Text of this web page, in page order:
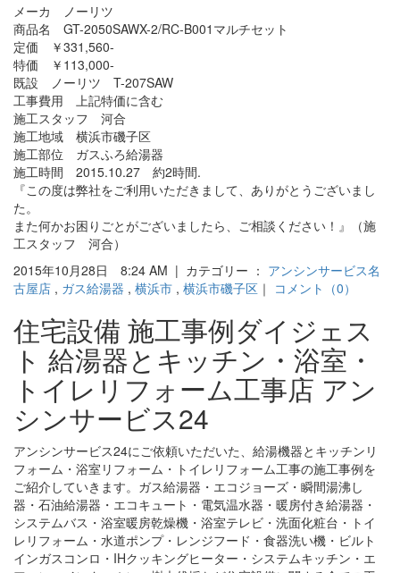
メーカ ノーリツ
商品名 GT-2050SAWX-2/RC-B001マルチセット
定価 ￥331,560-
特価 ￥113,000-
既設 ノーリツ T-207SAW
工事費用 上記特価に含む
施工スタッフ 河合
施工地域 横浜市磯子区
施工部位 ガスふろ給湯器
施工時間 2015.10.27 約2時間.
『この度は弊社をご利用いただきまして、ありがとうございまし
た。
また何かお困りごとがございましたら、ご相談ください！』（施
工スタッフ 河合）
2015年10月28日 8:24 AM | カテゴリー ： アンシンサービス名
古屋店 , ガス給湯器 , 横浜市 , 横浜市磯子区 ｜ コメント（0）
住宅設備 施工事例ダイジェス
ト 給湯器とキッチン・浴室・
トイレリフォーム工事店 アン
シンサービス24
アンシンサービス24にご依頼いただいた、給湯機器とキッチンリ
フォーム・浴室リフォーム・トイレリフォーム工事の施工事例を
ご紹介していきます。ガス給湯器・エコジョーズ・瞬間湯沸し
器・石油給湯器・エコキュート・電気温水器・暖房付き給湯器・
システムバス・浴室暖房乾燥機・浴室テレビ・洗面化粧台・トイ
レリフォーム・水道ポンプ・レンジフード・食器洗い機・ビルト
インガスコンロ・IHクッキングヒーター・システムキッチン・エ